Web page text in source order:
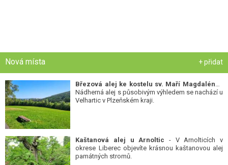
Nová místa + přidat
Nádherná alej s působivým výhledem se nachází u
Velhartic v Plzeňském kraji.
Kaštanová alej u Arnoltic - V Arnolticích v
okrese Liberec objevíte krásnou kaštanovou alej
památných stromů.